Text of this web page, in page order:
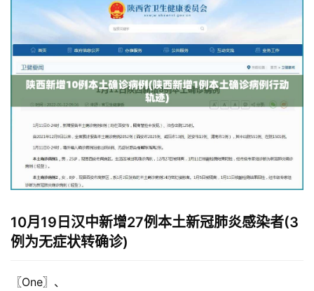
10月19日汉中新增27例本土新冠肺炎感染者(3
例为无症状转确诊)
〖One〗、